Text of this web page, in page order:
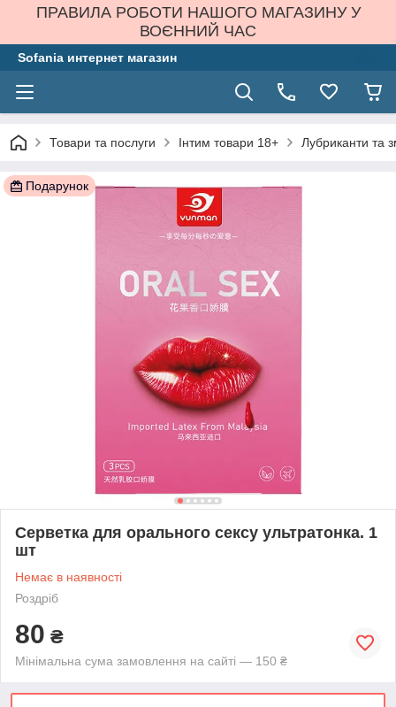
ПРАВИЛА РОБОТИ НАШОГО МАГАЗИНУ У
ВОЄННИЙ ЧАС
Sofania интернет магазин
Товари та послуги Інтим товари 18+ Лубриканти та
Подарунок
Серветка для орального сексу ультратонка. 1
шт
Немає в наявності
Роздріб
80 ₴
Мінімальна сума замовлення на сайті — 150 ₴